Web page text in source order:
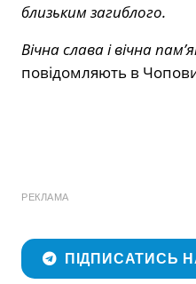
близьким загиблого.
Вічна слава і вічна
повідомляють в
РЕКЛАМА
ПІДПИСАТИСЬ